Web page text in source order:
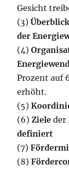
Gesicht
(3)
der
(4)
Prozent auf
erhöht.
(5)
(6)Ziele der
definiert
(7)
(8)